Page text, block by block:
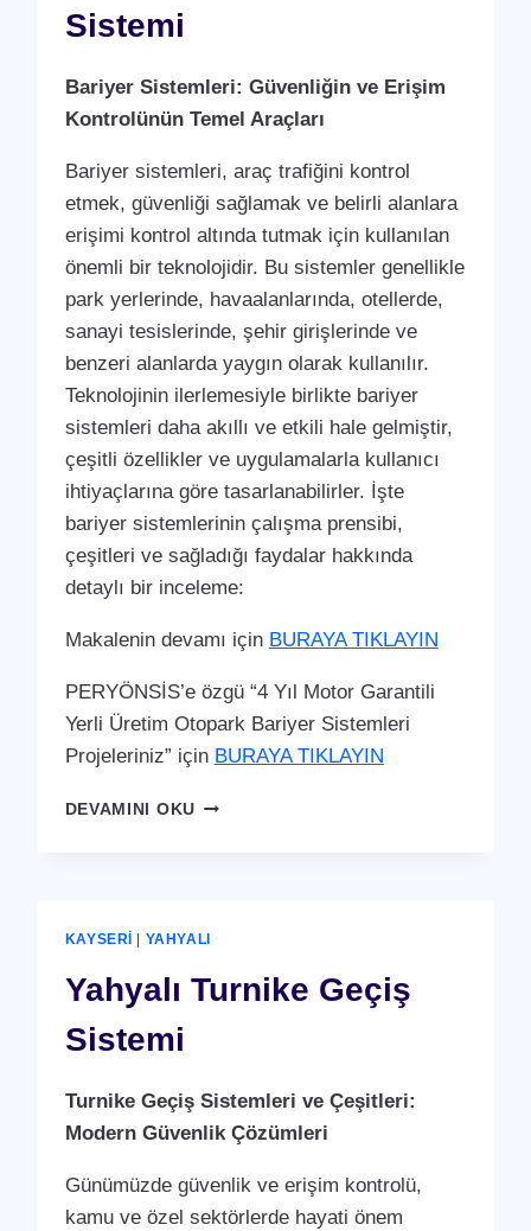
Sistemi
Bariyer Sistemleri: Güvenliğin ve Erişim
Kontrolünün Temel Araçları
Bariyer sistemleri, araç trafiğini kontrol
etmek, güvenliği sağlamak ve belirli alanlara
erişimi kontrol altında tutmak için kullanılan
önemli bir teknolojidir. Bu sistemler genellikle
park yerlerinde, havaalanlarında, otellerde,
sanayi tesislerinde, şehir girişlerinde ve
benzeri alanlarda yaygın olarak kullanılır.
Teknolojinin ilerlemesiyle birlikte bariyer
sistemleri daha akıllı ve etkili hale gelmiştir,
çeşitli özellikler ve uygulamalarla kullanıcı
ihtiyaçlarına göre tasarlanabilirler. İşte
bariyer sistemlerinin çalışma prensibi,
çeşitleri ve sağladığı faydalar hakkında
detaylı bir inceleme:
Makalenin devamı için BURAYA TIKLAYIN
PERYÖNSİS’e özgü “4 Yıl Motor Garantili
Yerli Üretim Otopark Bariyer Sistemleri
Projeleriniz” için BURAYA TIKLAYIN
DEVAMINI OKUYAHYALI
KAYSERI YAHYALI
Yahyalı Turnike Geçiş
Sistemi
Turnike Geçiş Sistemleri ve Çeşitleri:
Modern Güvenlik Çözümleri
Günümüzde güvenlik ve erişim kontrolü,
kamu ve özel sektörlerde hayati önem